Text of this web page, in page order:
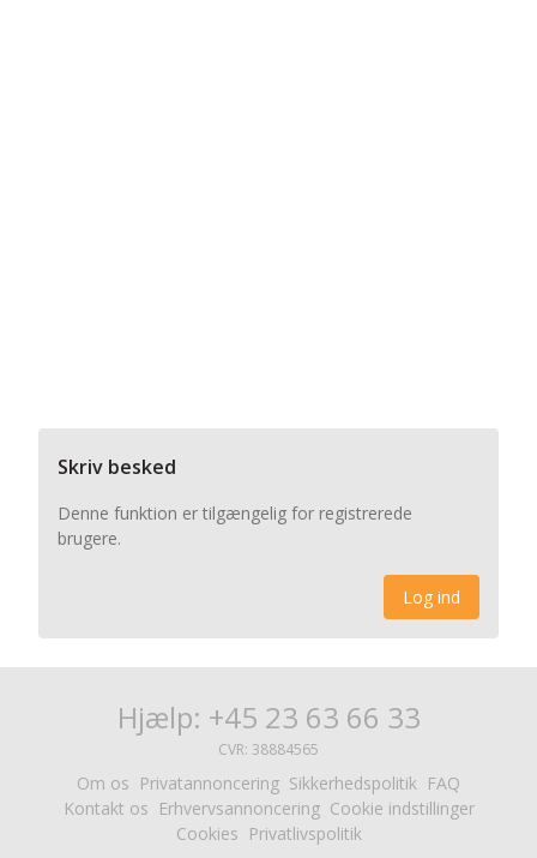
Skriv besked
Denne funktion er tilgængelig for registrerede
brugere.
Log ind
Hjælp: +45 23 63 66 33
CVR: 38884565
Om os Privatannoncering Sikkerhedspolitik FAQ
Kontakt os Erhvervsannoncering Cookie indstillinger
Cookies Privatlivspolitik